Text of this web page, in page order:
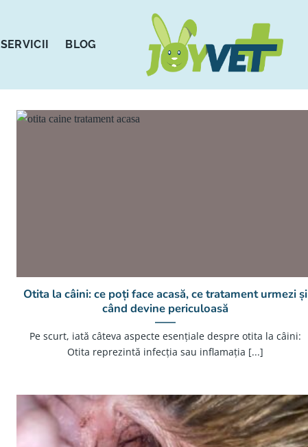
SERVICII BLOG
Otita la câini: ce poți face acasă, ce tratament urmezi și
când devine periculoasă
Pe scurt, iată câteva aspecte esențiale despre otita la câini:
Otita reprezintă infecția sau inflamația [...]